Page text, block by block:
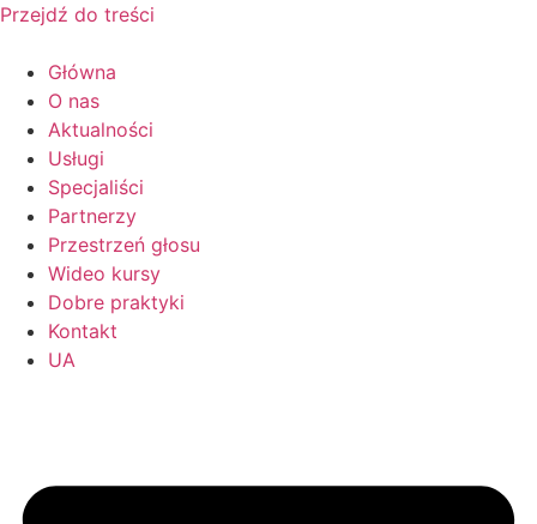
Przejdź do treści
Główna
O nas
Aktualności
Usługi
Specjaliści
Partnerzy
Przestrzeń głosu
Wideo kursy
Dobre praktyki
Kontakt
UA